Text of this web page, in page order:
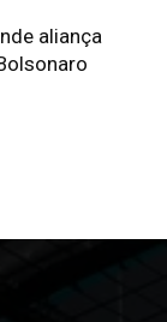
aliança